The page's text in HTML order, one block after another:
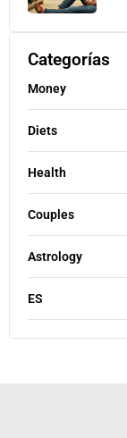
Categorías
Money
Diets
Health
Couples
Astrology
ES